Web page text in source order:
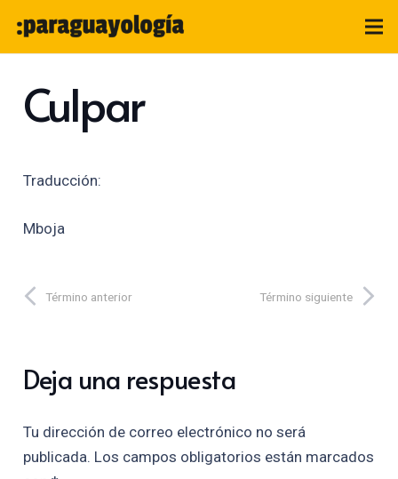
Culpar
Traducción:
Mboja
Término anterior Término siguiente
Deja una respuesta
Tu dirección de correo electrónico no será
publicada. Los campos obligatorios están marcados